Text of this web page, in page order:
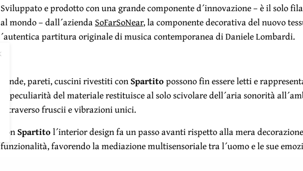
Sviluppato e prodotto con una grande componente d´innovazione – è il solo
al mondo – dall´aziendaSoFarSoNear, la componente decorativa del nuovo
´autentica partitura originale di musica contemporanea di Daniele Lombardi.
Tende, pareti, cuscini rivestiti conSpartitopossono fin essere letti e
la peculiarità del materiale restituisce al solo scivolare dell´aria sonorità
attraverso fruscii e vibrazioni unici.
ConSpartitol´interior design fa un passo avanti rispetto alla mera
funzionalità, favorendo la mediazione multisensoriale tra l´uomo e le sue